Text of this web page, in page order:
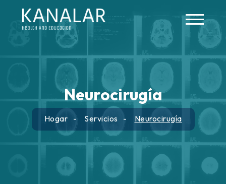
Neurocirugía
Hogar Servicios Neurocirugía